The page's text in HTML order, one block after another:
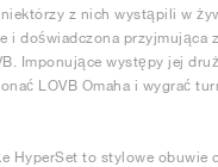
z nich wystąpili w
przyjmująca
Imponujące występy jej
LOVB Omaha i wygrać
HyperSet to stylowe obuwie